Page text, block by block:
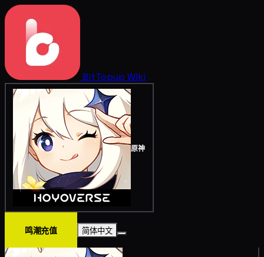
BitTopup Wiki
原神
鸣潮充值 简体中文